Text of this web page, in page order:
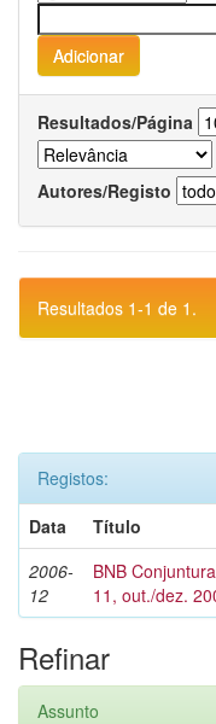
Resultados/Página
Autores/Registo
Resultados 1-1 de 1.
Registos:
Data
Título
2006-
12
BNB
11, out./dez.
Refinar
Assunto